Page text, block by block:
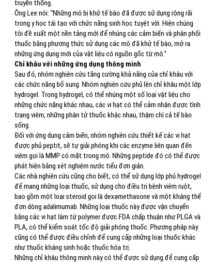
truyền thống.
Ông Lee nói: “Những mô bị khử tế bào đã được sử dụng rộng rãi
trong y học tái tạo với chức năng sinh học tuyệt vời. Hiện chúng
tôi đề xuất một nền tảng mới để nhúng các cảm biến và phân phối
thuốc bằng phương thức sử dụng các mô đã khử tế bào, mở ra
những ứng dụng mới của vật liệu có nguồn gốc từ mô.”
Chỉ khâu với những ứng dụng thông minh
Sau đó, nhóm nghiên cứu tăng cường khả năng của chỉ khâu với
các chức năng bổ sung. Nhóm nghiên cứu phủ lên chỉ khâu một lớp
hydrogel. Trong hydrogel, có thể nhúng một số loại vật liệu cho
những chức năng khác nhau, các vi hạt có thể cảm nhận được tình
trạng viêm, những phân tử thuốc khác nhau, thậm chí cả tế bào
sống.
Đối với ứng dụng cảm biến, nhóm nghiên cứu thiết kế các vi hạt
được phủ peptit, sẽ tự giải phóng khi các enzyme liên quan đến
viêm gọi là MMP có mặt trong mô. Những peptide đó có thể được
phát hiện bằng xét nghiệm nước tiểu đơn giản.
Các nhà nghiên cứu cũng cho biết, có thể sử dụng lớp phủ hydrogel
để mang những loại thuốc, sử dụng cho điều trị bệnh viêm ruột,
bao gồm một loại steroid gọi là dexamethasone và một kháng thể
đơn dòng adalimumab. Những loại thuốc này được vận chuyển
bằng các vi hạt làm từ polymer được FDA chấp thuận như PLGA và
PLA, có thể kiểm soát tốc độ giải phóng thuốc. Phương pháp này
cũng có thể được điều chỉnh để cung cấp những loại thuốc khác
như thuốc kháng sinh hoặc thuốc hóa trị.
Những chỉ khâu thông minh này có thể được sử dụng để cung cấp